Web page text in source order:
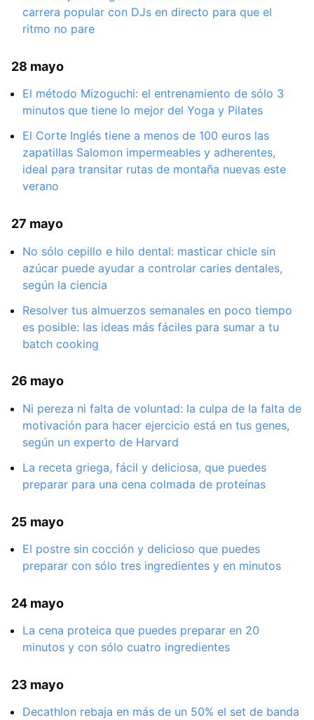
carrera popular con DJs en directo para que el
ritmo no pare
28 mayo
El método Mizoguchi: el entrenamiento de sólo 3
minutos que tiene lo mejor del Yoga y Pilates
El Corte Inglés tiene a menos de 100 euros las
zapatillas Salomon impermeables y adherentes,
ideal para transitar rutas de montaña nuevas este
verano
27 mayo
No sólo cepillo e hilo dental: masticar chicle sin
azúcar puede ayudar a controlar caries dentales,
según la ciencia
Resolver tus almuerzos semanales en poco tiempo
es posible: las ideas más fáciles para sumar a tu
batch cooking
26 mayo
Ni pereza ni falta de voluntad: la culpa de la falta de
motivación para hacer ejercicio está en tus genes,
según un experto de Harvard
La receta griega, fácil y deliciosa, que puedes
preparar para una cena colmada de proteínas
25 mayo
El postre sin cocción y delicioso que puedes
preparar con sólo tres ingredientes y en minutos
24 mayo
La cena proteica que puedes preparar en 20
minutos y con sólo cuatro ingredientes
23 mayo
Decathlon rebaja en más de un 50% el set de banda